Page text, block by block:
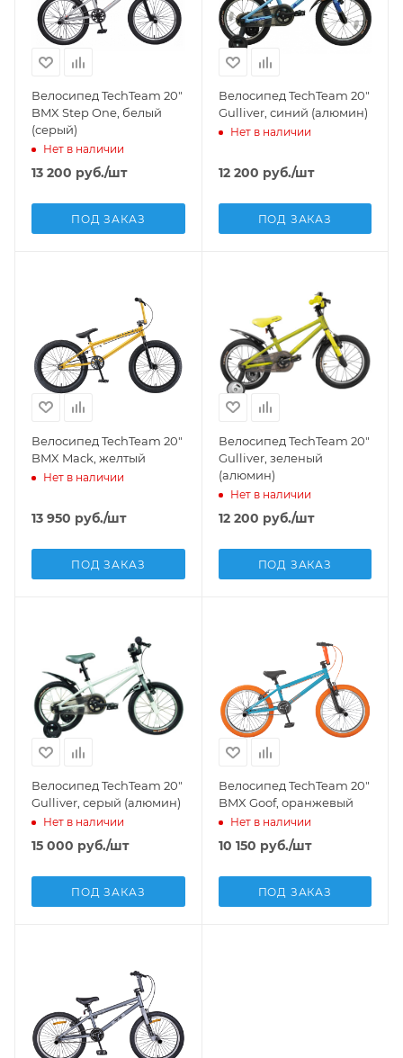
Велосипед TechTeam 20"
BMX Step One, белый
(серый)
Нет в наличии
13 200 руб./шт
ПОД ЗАКАЗ
Велосипед TechTeam 20"
Gulliver, синий (алюмин)
Нет в наличии
12 200 руб./шт
ПОД ЗАКАЗ
Велосипед TechTeam 20"
BMX Mack, желтый
Нет в наличии
13 950 руб./шт
ПОД ЗАКАЗ
Велосипед TechTeam 20"
Gulliver, зеленый
(алюмин)
Нет в наличии
12 200 руб./шт
ПОД ЗАКАЗ
Велосипед TechTeam 20"
Gulliver, серый (алюмин)
Нет в наличии
15 000 руб./шт
ПОД ЗАКАЗ
Велосипед TechTeam 20"
BMX Goof, оранжевый
Нет в наличии
10 150 руб./шт
ПОД ЗАКАЗ